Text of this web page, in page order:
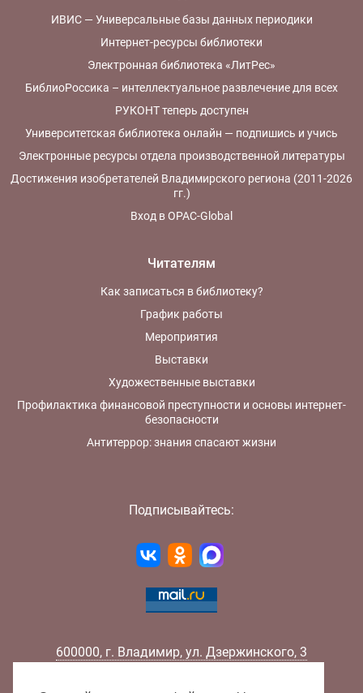
ИВИС — Универсальные базы данных периодики
Интернет-ресурсы библиотеки
Электронная библиотека «ЛитРес»
БиблиоРоссика – интеллектуальное развлечение для всех
РУКОНТ теперь доступен
Университетская библиотека онлайн — подпишись и учись
Электронные ресурсы отдела производственной литературы
Достижения изобретателей Владимирского региона (2011-2026
гг.)
Вход в OPAC-Global
Читателям
Как записаться в библиотеку?
График работы
Мероприятия
Выставки
Художественные выставки
Профилактика финансовой преступности и основы интернет-
безопасности
Антитеррор: знания спасают жизни
Подписывайтесь:
600000, г. Владимир, ул. Дзержинского, 3